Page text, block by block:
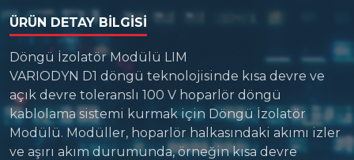
ÜRÜN DETAY BILGISI
Döngü İzolatör Modülü LIM
VARIODYN D1 döngü teknolojisinde kısa devre ve
açık devre toleranslı 100 V hoparlör döngü
kablolama sistemi kurmak için Döngü İzolatör
Modülü. Modüller, hoparlör halkasındaki akımı izler
ve aşırı akım durumunda, örneğin kısa devre